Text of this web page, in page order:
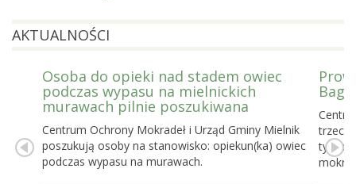
AKTUALNOŚCI
Osoba do opieki nad stadem owiec
podczas wypasu na mielnickich
murawach pilnie poszukiwana
Centrum Ochrony Mokradeł i Urząd Gminy Mielnik
poszukują osoby na stanowisko: opiekun(ka) owiec
podczas wypasu na murawach.